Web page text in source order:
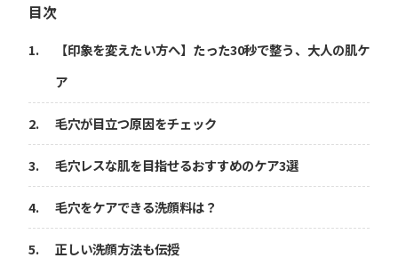
目次
【印象を変えたい方へ】たった30秒で整う、大人の肌ケ
ア
毛穴が目立つ原因をチェック
毛穴レスな肌を目指せるおすすめのケア3選
毛穴をケアできる洗顔料は？
正しい洗顔方法も伝授